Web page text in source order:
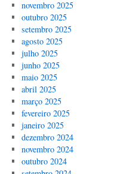
novembro 2025
outubro 2025
setembro 2025
agosto 2025
julho 2025
junho 2025
maio 2025
abril 2025
março 2025
fevereiro 2025
janeiro 2025
dezembro 2024
novembro 2024
outubro 2024